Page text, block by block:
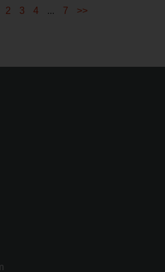
2 3 4 ... 7 >>